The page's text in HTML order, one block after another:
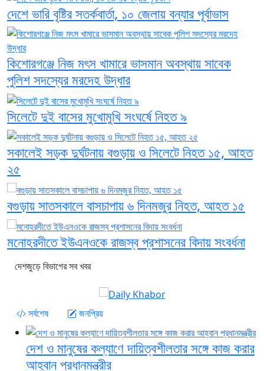
দেশে ভারি বৃষ্টির সতর্কবার্তা, ১০ জেলায় বন্যার পূর্বাভাস
কিশোরগঞ্জে নিজ মৎস খামারে ভাসমান অবস্থায় সাবেক
পুলিশ সদস্যের মরদেহ উদ্ধার
সিলেটে দুই বাসের মুখোমুখি সংঘর্ষে নিহত ৯
সকালেই সড়ক দুর্ঘটনায় বগুড়ায় ও সিলেটে নিহত ১৫, আহত
২৫
বগুড়ায় সাতসকালে বাসচাপায় ৬ দিনমজুর নিহত, আহত ১৫
মনোহরদীতে ইউএনওকে রাজস্ব প্রশাসনের বিদায় সংবর্ধনা
দেশজুড়ে বিভাগের সব খবর
সর্বশেষ জনপ্রিয়
দেশ ও মানুষের কল্যাণে দায়িত্বশীলতার সঙ্গে কাজ করার
আহ্বান প্রধানমন্ত্রীর